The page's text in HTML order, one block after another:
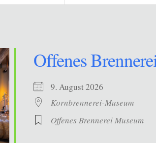
Offenes
9. August 2026
Kornbrennerei-Museum
Offenes Brennerei Museum